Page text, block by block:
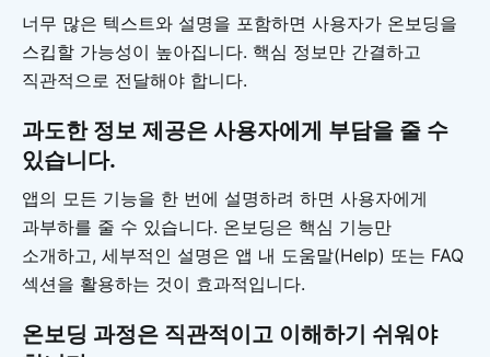
너무 많은 텍스트와 설명을 포함하면 사용자가 온보딩을
스킵할 가능성이 높아집니다. 핵심 정보만 간결하고
직관적으로 전달해야 합니다.
과도한 정보 제공은 사용자에게 부담을 줄 수
있습니다.
앱의 모든 기능을 한 번에 설명하려 하면 사용자에게
과부하를 줄 수 있습니다. 온보딩은 핵심 기능만
소개하고, 세부적인 설명은 앱 내 도움말(Help) 또는 FAQ
섹션을 활용하는 것이 효과적입니다.
온보딩 과정은 직관적이고 이해하기 쉬워야